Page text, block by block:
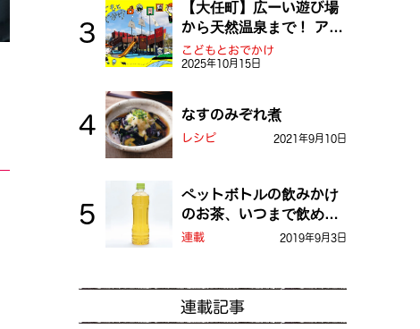
【大任町】広ーい遊び場
から天然温泉まで！ アミ
ューズメントな道の駅・
おおとう桜街道
こどもとおでかけ
2025年10月15日
なすのみぞれ煮
レシピ 2021年9月10日
ペットボトルの飲みかけ
のお茶、いつまで飲め
る？
連載 2019年9月3日
連載記事